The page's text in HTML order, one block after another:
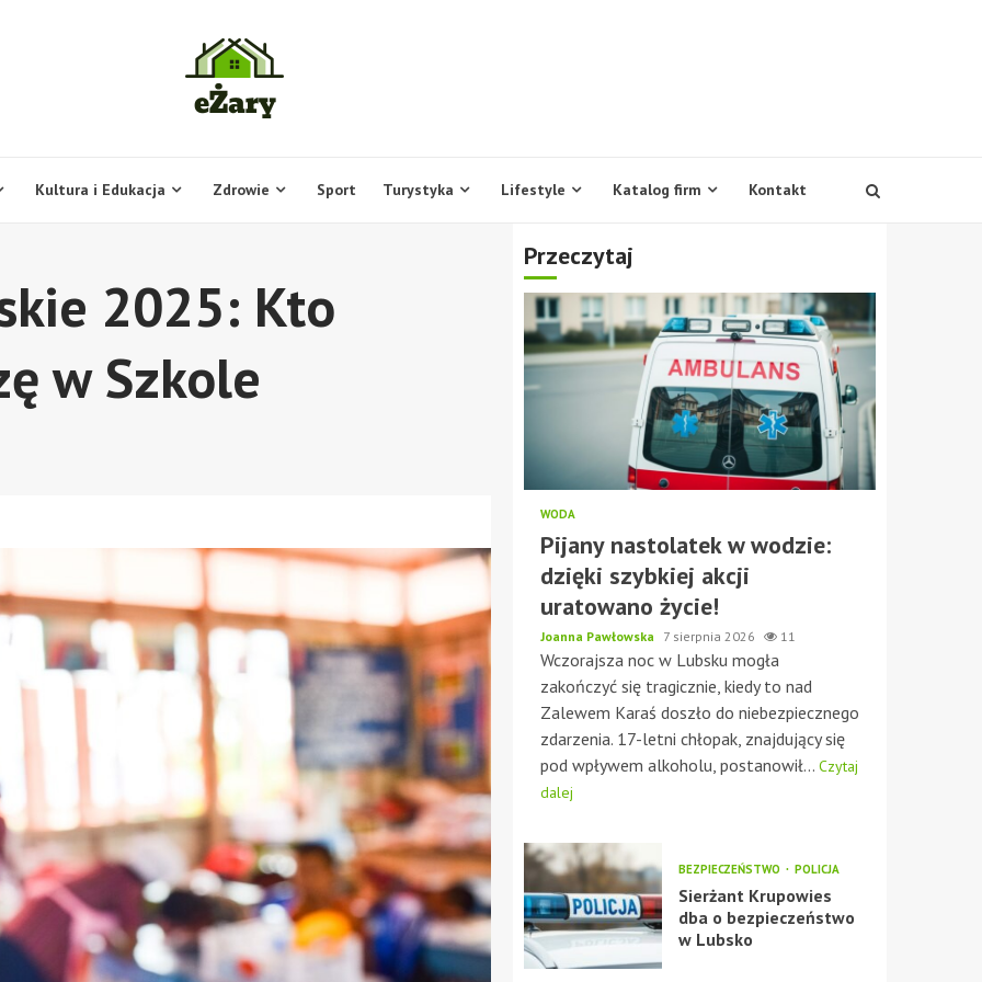
Kultura i Edukacja Zdrowie Sport Turystyka Lifestyle Katalog firm Kontakt
2025: Kto
w Szkole
Przeczytaj
WODA
Pijany nastolatek w wodzie:
dzięki szybkiej akcji
uratowano życie!
Joanna Pawłowska 7 sierpnia 2026 11
Wczorajsza noc w Lubsku mogła
zakończyć się tragicznie, kiedy to nad
Zalewem Karaś doszło do niebezpiecznego
zdarzenia. 17-letni chłopak, znajdujący się
pod wpływem alkoholu, postanowił... Czytaj
dalej
BEZPIECZEŃSTWO POLICJA
Sierżant Krupowies
dba o bezpieczeństwo
w Lubsko